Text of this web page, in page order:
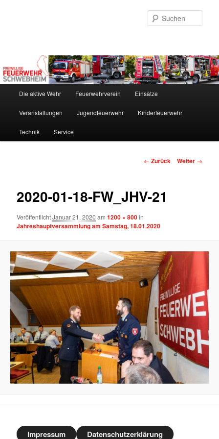
Die aktive Wehr Feuerwehrverein Einsätze
Veranstaltungen Jugendfeuerwehr Kinderfeuerwehr
Technik Service
Bilder-
← Zurück Weiter →
2020-01-18-FW_JHV-21
VeröffentlichtJanuar 21, 2020 am1200 × 800in
Jahreshauptversammlung am Samstag, 18.01.2020
Impressum Datenschutzerklärung